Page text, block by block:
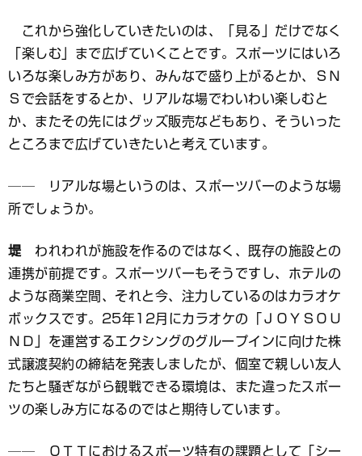
これから強化していきたいのは、「見る」だけでなく
「楽しむ」まで広げていくことです。スポーツにはいろ
いろな楽しみ方があり、みんなで盛り上がるとか、ＳＮ
Ｓで会話をするとか、リアルな場でわいわい楽しむと
か、またその先にはグッズ販売などもあり、そういった
ところまで広げていきたいと考えています。
── リアルな場というのは、スポーツバーのような場
所でしょうか。
堤 われわれが施設を作るのではなく、既存の施設との
連携が前提です。スポーツバーもそうですし、ホテルの
ような商業空間、それと今、注力しているのはカラオケ
ボックスです。25年12月にカラオケの「ＪＯＹＳＯＵ
ＮＤ」を運営するエクシングのグループインに向けた株
式譲渡契約の締結を発表しましたが、個室で親しい友人
たちと騒ぎながら観戦できる環境は、また違ったスポー
ツの楽しみ方になるのではと期待しています。
── ＯＴＴにおけるスポーツ特有の課題として「シー